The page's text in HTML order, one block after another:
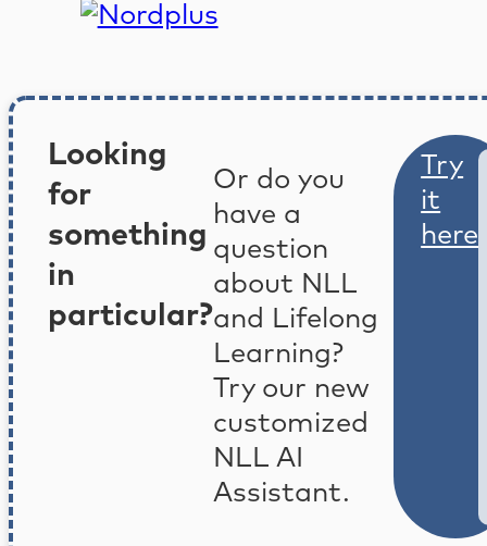
Looking
for
something
in
particular?
Or do you
have a
question
about NLL
and Lifelong
Learning?
Try our new
customized
NLL AI
Assistant.
Try
it
here